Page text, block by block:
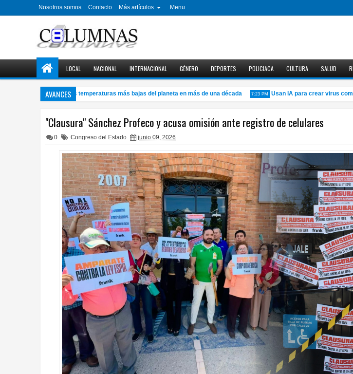
Nosotros somos Contacto Más artículos Menu
LOCAL NACIONAL INTERNACIONAL GÉNERO DEPORTES POLICIACA CULTURA SALUD
AVANCES
la Antártida, una de las temperaturas más bajas del planeta en más de una década 7:23 PM Usan IA para crear virus
"Clausura" Sánchez Profeco y acusa omisión ante registro de celulares
0 Congreso del Estado junio 09, 2026